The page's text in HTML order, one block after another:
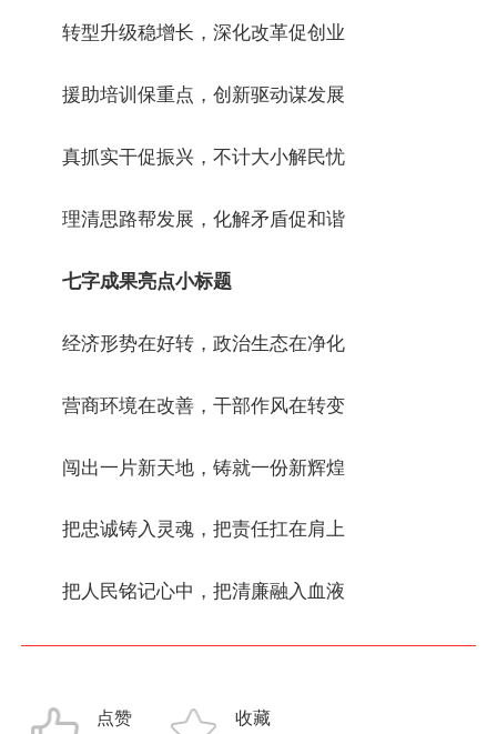
转型升级稳增长，深化改革促创业
援助培训保重点，创新驱动谋发展
真抓实干促振兴，不计大小解民忧
理清思路帮发展，化解矛盾促和谐
七字成果亮点小标题
经济形势在好转，政治生态在净化
营商环境在改善，干部作风在转变
闯出一片新天地，铸就一份新辉煌
把忠诚铸入灵魂，把责任扛在肩上
把人民铭记心中，把清廉融入血液
点赞
收藏